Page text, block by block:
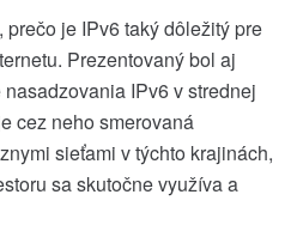
je IPv6 taký dôležitý pre
Prezentovaný bol aj
IPv6 v strednej
cez neho smerovaná
sieťami v týchto krajinách,
sa skutočne využíva a